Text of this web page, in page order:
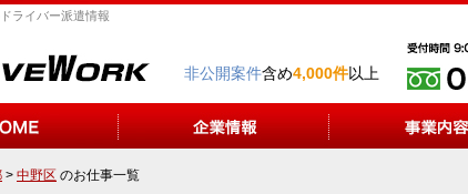
ライバー派遣情報
非公開案件含め4,000件以上
> 中野区 のお仕事一覧